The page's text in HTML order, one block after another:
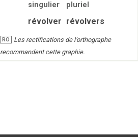
singulier pluriel
révolver révolvers
RO
Les rectifications de l’orthographe
recommandent cette graphie.